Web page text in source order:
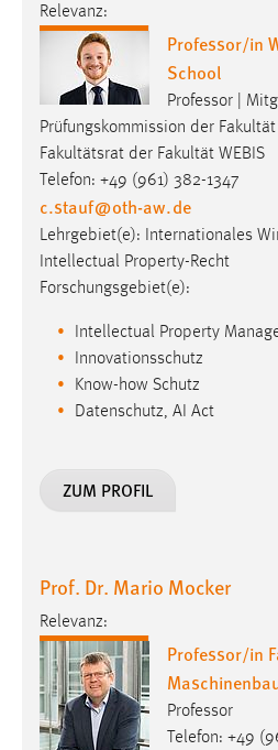
Relevanz:
Professor/in
School
Professor |
Prüfungskommission der
Fakultätsrat der Fakultät WEBIS
Telefon: +49 (961) 382-1347
c.stauf@oth-aw.de
Lehrgebiet(e): Internationales
Intellectual Property-Recht
Forschungsgebiet(e):
Intellectual Property
Innovationsschutz
Know-how Schutz
Datenschutz, AI Act
ZUM PROFIL
Prof. Dr. Mario Mocker
Relevanz:
Professor/in
Professor
Telefon: +49